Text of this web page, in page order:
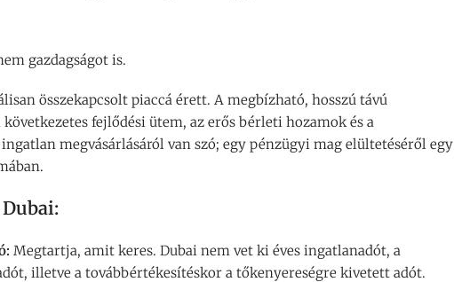
gazdagságot is.
összekapcsolt piaccá érett. A megbízható, hosszú távú
fejlődési ütem, az erős bérleti hozamok és a
megvásárlásáról van szó; egy pénzügyi mag elültetéséről egy
Megtartja, amit keres. Dubai nem vet ki éves ingatlanadót, a
illetve a továbbértékesítéskor a tőkenyereségre kivetett adót.